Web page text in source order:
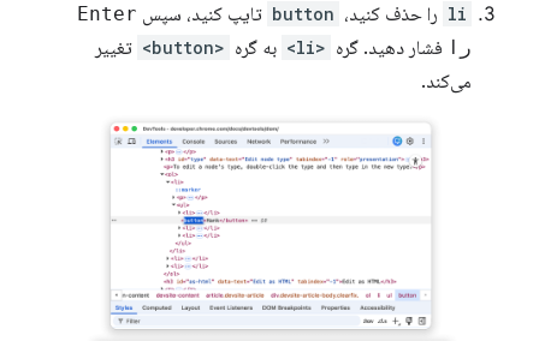
li را حذف کنید، button تایپ کنید، سپس Enter
را فشار دهید. گره <li> به گره <button>
تغییر
می‌کند.